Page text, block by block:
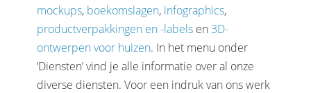
mockups, boekomslagen, infographics,
productverpakkingen en -labelsen 3D-
ontwerpen voor huizen. In het menu onder
‘Diensten’ vind je alle informatie over al onze
diverse diensten. Voor een indruk van ons werk